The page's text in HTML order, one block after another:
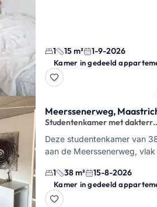
1 15 m² 1-9-2026
Kamer in gedeeld
Meerssenerweg,
Studentenkamer met
bij station
Deze studentenkamer van
aan de Meerssenerweg,
woont in een studentenhuis
gedeelde woon…
1 38 m² 15-8-2026
Kamer in gedeeld